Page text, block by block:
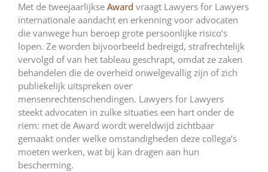
Met de tweejaarlijkse Award vraagt Lawyers for Lawyers
internationale aandacht en erkenning voor advocaten
die vanwege hun beroep grote persoonlijke risico’s
lopen. Ze worden bijvoorbeeld bedreigd, strafrechtelijk
vervolgd of van het tableau geschrapt, omdat ze zaken
behandelen die de overheid onwelgevallig zijn of zich
publiekelijk uitspreken over
mensenrechtenschendingen. Lawyers for Lawyers
steekt advocaten in zulke situaties een hart onder de
riem: met de Award wordt wereldwijd zichtbaar
gemaakt onder welke omstandigheden deze collega’s
moeten werken, wat bij kan dragen aan hun
bescherming.